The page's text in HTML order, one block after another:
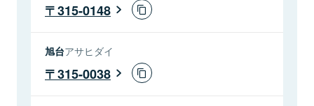
315-0148
旭台アサヒダイ
315-0038